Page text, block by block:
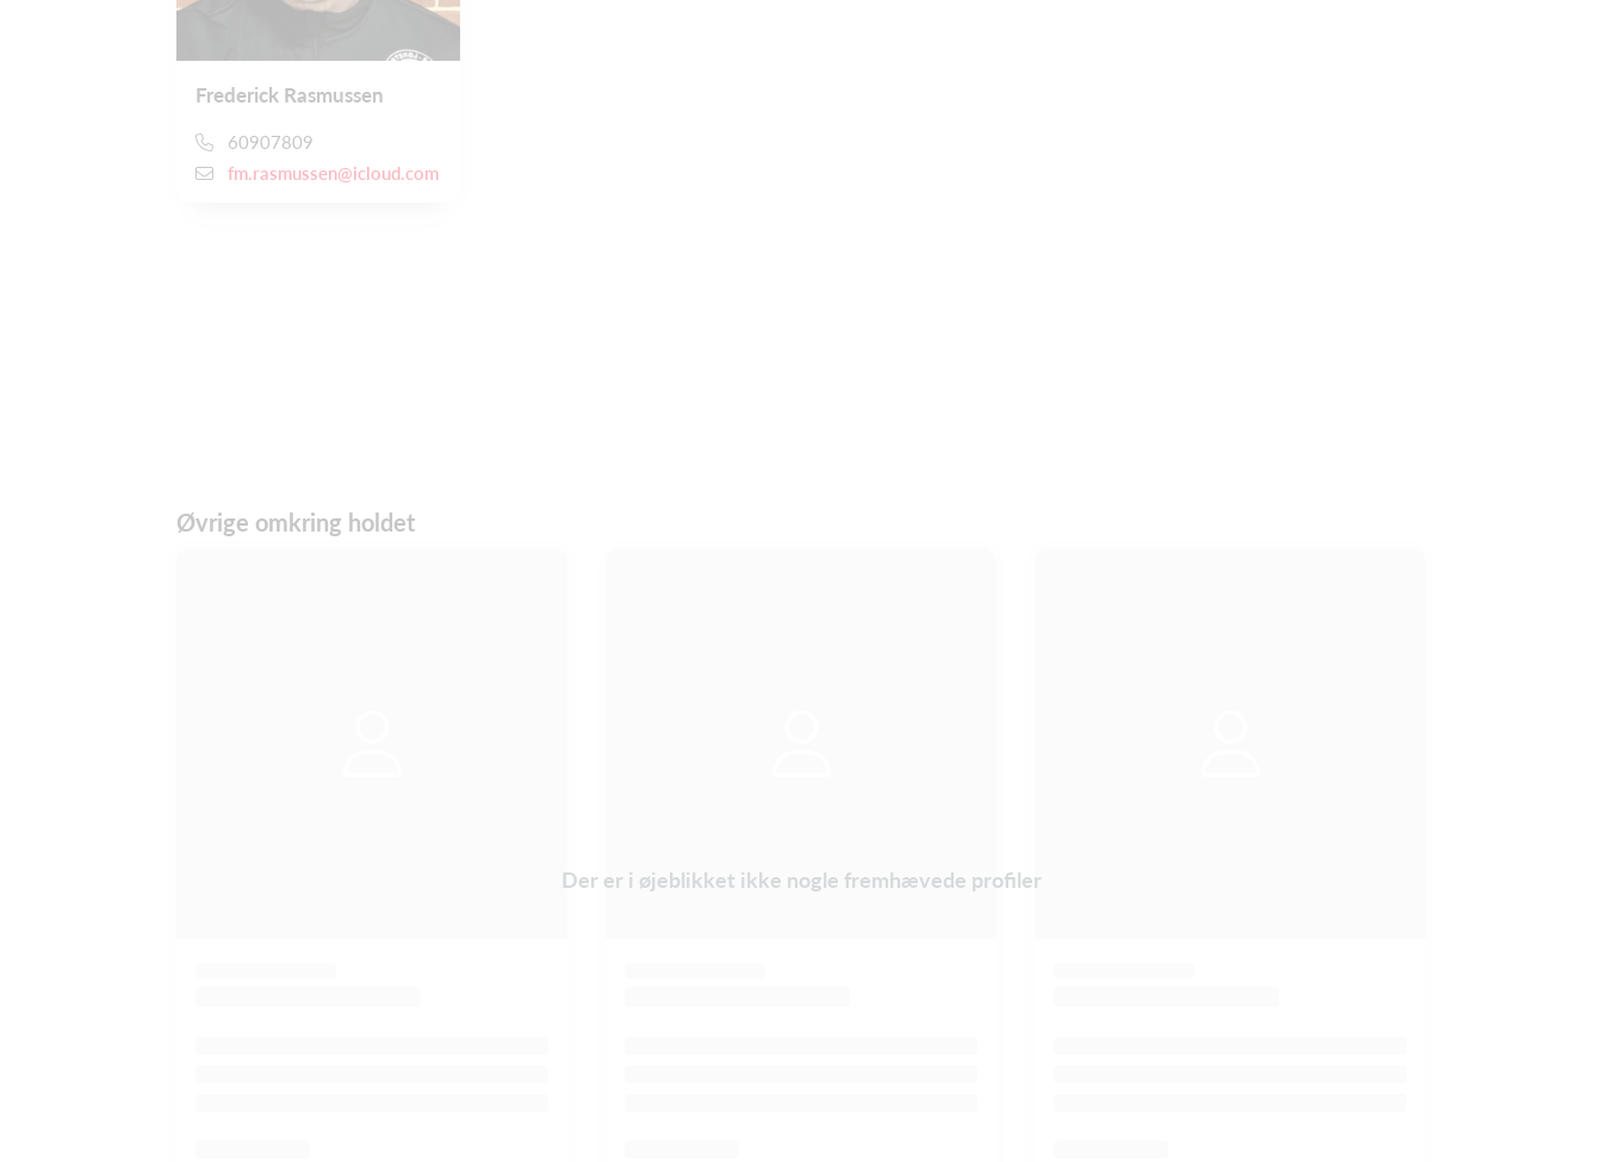
Frederick Rasmussen
60907809
fm.rasmussen@icloud.com
Øvrige omkring holdet
Der er i øjeblikket ikke nogle fremhævede profiler